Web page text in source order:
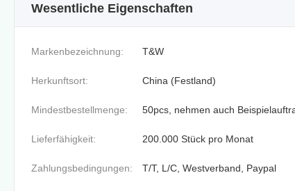
Wesentliche Eigenschaften
Markenbezeichnung: T&W
Herkunftsort: China (Festland)
Mindestbestellmenge: 50pcs, nehmen auch
Lieferfähigkeit: 200.000 Stück pro Monat
Zahlungsbedingungen: T/T, L/C, Westverband, Paypal